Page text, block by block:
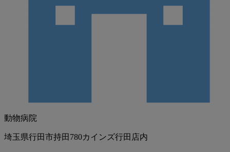
動物病院
埼玉県行田市持田780カインズ行田店内